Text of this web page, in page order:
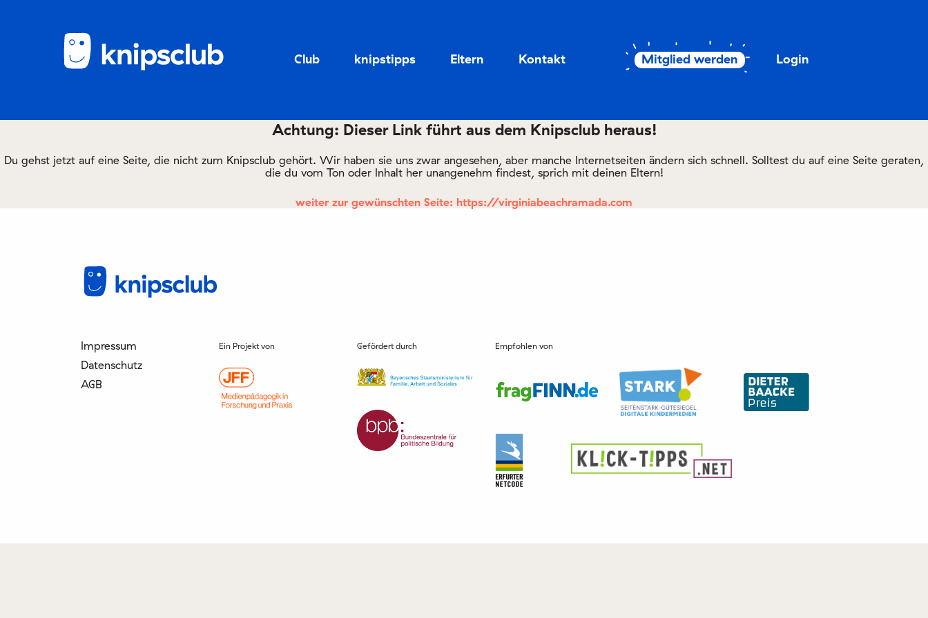
Club knipstipps Eltern Kontakt Mitglied werden Login
Achtung: Dieser Link führt aus dem Knipsclub heraus!
Du gehst jetzt auf eine Seite, die nicht zum Knipsclub gehört. Wir haben sie uns zwar angesehen, aber manche Internetseiten ändern sich schnell. Solltest du auf eine Seite geraten,
die du vom Ton oder Inhalt her unangenehm findest, sprich mit deinen Eltern!
weiter zur gewünschten Seite: https://virginiabeachramada.com
Impressum
Datenschutz
AGB
Ein Projekt von Gefördert durch Empfohlen von